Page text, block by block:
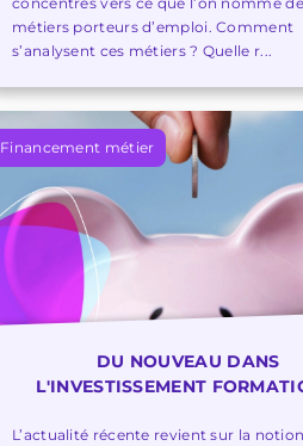
métiers porteurs d’emploi. Comment
s’analysent ces métiers ? Quelle r...
Financement métier
DU NOUVEAU DANS
L'INVESTISSEMENT
L’actualité récente revient sur la notion